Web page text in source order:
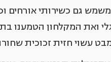
גם כשירותי אורחים
ואת המקלחון הטמענו
עשוי חזית זכוכית